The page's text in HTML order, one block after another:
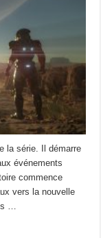
la série. Il démarre
événements
commence
vers la nouvelle
…